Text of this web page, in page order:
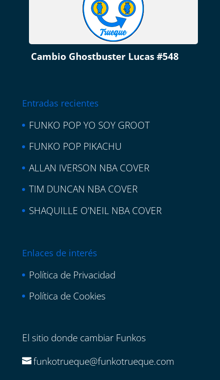
Cambio Ghostbuster Lucas #548
Entradas recientes
FUNKO POP YO SOY GROOT
FUNKO POP PIKACHU
ALLAN IVERSON NBA COVER
TIM DUNCAN NBA COVER
SHAQUILLE O’NEIL NBA COVER
Enlaces de interés
Política de Privacidad
Política de Cookies
El sitio donde cambiar Funkos
funkotrueque@funkotrueque.com